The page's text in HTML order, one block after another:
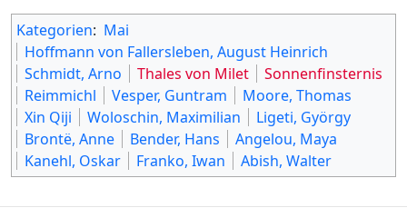
Kategorien: Mai
Hoffmann von Fallersleben, August Heinrich
Schmidt, Arno
Thales von Milet
Sonnenfinsternis
Reimmichl
Vesper, Guntram
Moore, Thomas
Xin Qiji
Woloschin, Maximilian
Ligeti, György
Brontë, Anne
Bender, Hans
Angelou, Maya
Kanehl, Oskar
Franko, Iwan Abish, Walter